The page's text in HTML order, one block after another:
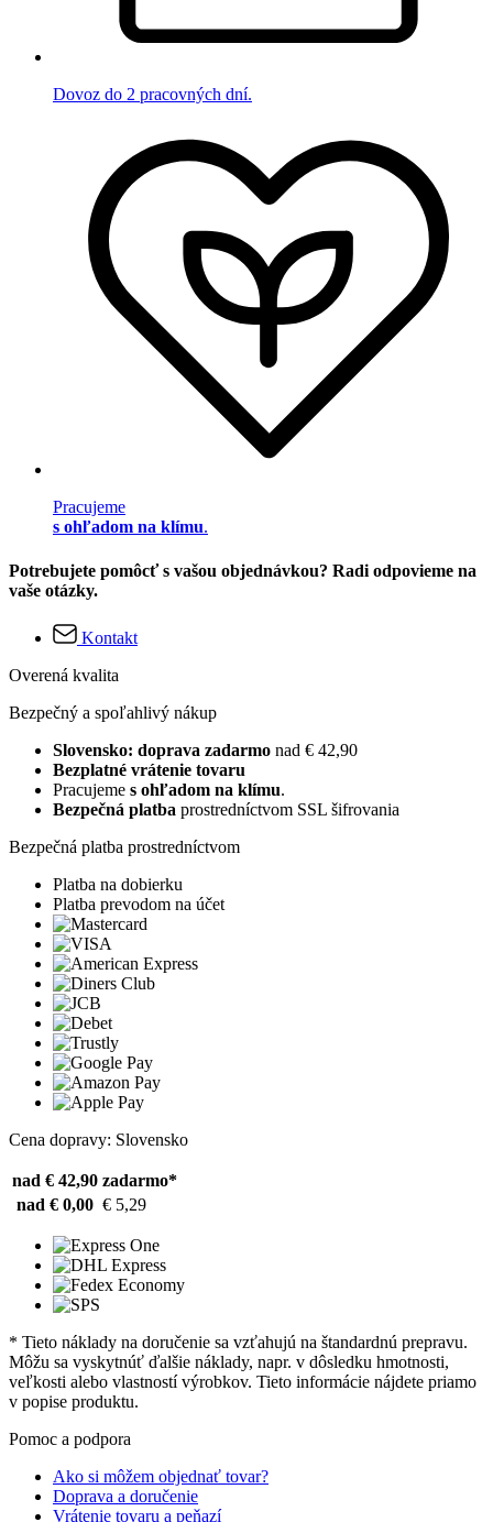
Dovoz do 2 pracovných dní.
Pracujeme
s ohľadom na klímu.
Potrebujete pomôcť s vašou objednávkou? Radi odpovieme na
vaše otázky.
Kontakt
Overená kvalita
Bezpečný a spoľahlivý nákup
Slovensko: doprava zadarmo nad € 42,90
Bezplatné vrátenie tovaru
Pracujeme s ohľadom na klímu.
Bezpečná platba prostredníctvom SSL šifrovania
Bezpečná platba prostredníctvom
Platba na dobierku
Platba prevodom na účet
Cena dopravy: Slovensko
nad € 42,90 zadarmo*
nad € 0,00 € 5,29
* Tieto náklady na doručenie sa vzťahujú na štandardnú prepravu.
Môžu sa vyskytnúť ďalšie náklady, napr. v dôsledku hmotnosti,
veľkosti alebo vlastností výrobkov. Tieto informácie nájdete priamo
v popise produktu.
Pomoc a podpora
Ako si môžem objednať tovar?
Doprava a doručenie
Vrátenie tovaru a peňazí